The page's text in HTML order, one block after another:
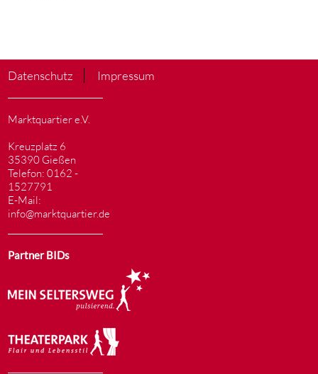
Datenschutz Impressum
Marktquartier e.V.
Kreuzplatz 6
35390 Gießen
Telefon: 0162 -
1527791
E-Mail:
info@marktquartier.de
Partner BIDs